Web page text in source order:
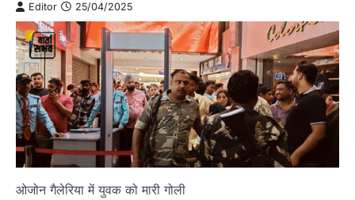
Editor 25/04/2025
ओजोन गैलेरिया में युवक को मारी गोली